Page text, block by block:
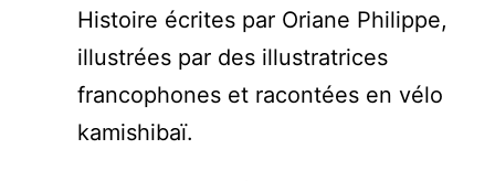
Histoire écrites par Oriane Philippe,
illustrées par des illustratrices
francophones et racontées en vélo
kamishibaï.